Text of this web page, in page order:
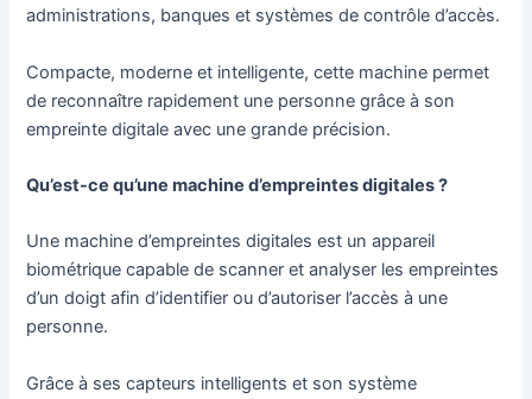
administrations, banques et systèmes de contrôle d’accès.
Compacte, moderne et intelligente, cette machine permet
de reconnaître rapidement une personne grâce à son
empreinte digitale avec une grande précision.
Qu’est-ce qu’une machine d’empreintes digitales ?
Une machine d’empreintes digitales est un appareil
biométrique capable de scanner et analyser les empreintes
d’un doigt afin d’identifier ou d’autoriser l’accès à une
personne.
Grâce à ses capteurs intelligents et son système